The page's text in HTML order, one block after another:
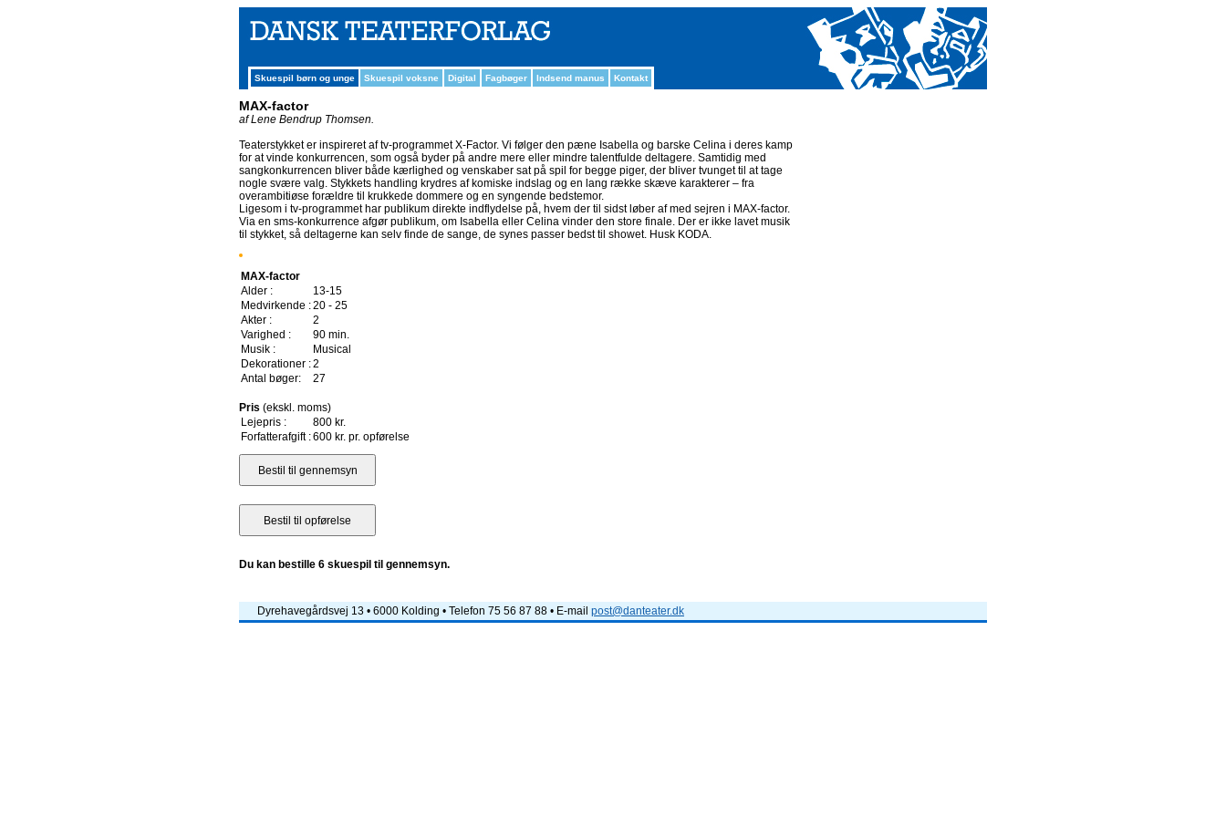
Skuespil børn og unge Skuespil voksne Digital Fagbøger Indsend manus Kontakt
MAX-factor
af Lene Bendrup Thomsen.
Teaterstykket er inspireret af tv-programmet X-Factor. Vi følger den pæne Isabella og barske Celina i deres kamp
for at vinde konkurrencen, som også byder på andre mere eller mindre talentfulde deltagere. Samtidig med
sangkonkurrencen bliver både kærlighed og venskaber sat på spil for begge piger, der bliver tvunget til at tage
nogle svære valg. Stykkets handling krydres af komiske indslag og en lang række skæve karakterer – fra
overambitiøse forældre til krukkede dommere og en syngende bedstemor.
Ligesom i tv-programmet har publikum direkte indflydelse på, hvem der til sidst løber af med sejren i MAX-factor.
Via en sms-konkurrence afgør publikum, om Isabella eller Celina vinder den store finale. Der er ikke lavet musik
til stykket, så deltagerne kan selv finde de sange, de synes passer bedst til showet. Husk KODA.
MAX-factor
Alder :
13-15
Medvirkende :20 - 25
Akter :
2
Varighed :
90 min.
Musik :
Musical
Dekorationer :2
Antal bøger:
27
Pris (ekskl. moms)
Lejepris :
800 kr.
Forfatterafgift :600 kr. pr. opførelse
Du kan bestille 6 skuespil til gennemsyn.
Dyrehavegårdsvej 13 • 6000 Kolding • Telefon 75 56 87 88 • E-mail post@danteater.dk